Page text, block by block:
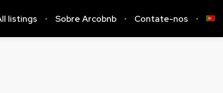
listings Sobre Arcobnb Contate-nos